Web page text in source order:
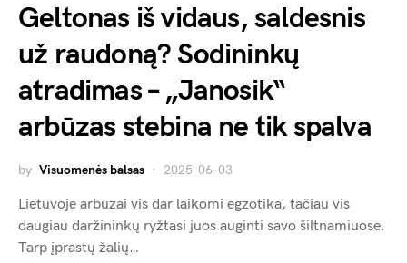
Geltonas iš vidaus, saldesnis
už raudoną? Sodininkų
atradimas – „Janosik“
arbūzas stebina ne tik spalva
by Visuomenės balsas 2025-06-03
Lietuvoje arbūzai vis dar laikomi egzotika, tačiau vis
daugiau daržininkų ryžtasi juos auginti savo šiltnamiuose.
Tarp įprastų žalių…